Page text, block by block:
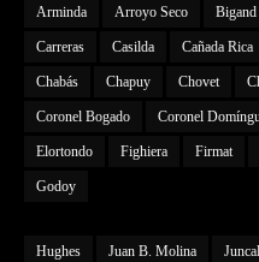
Arminda Arroyo Seco Bigand
Carreras Casilda Cañada Rica
Chabás Chapuy Chovet
Coronel Bogado Coronel
Elortondo Fighiera Firmat
Godoy
Hughes Juan B. Molina Juncal